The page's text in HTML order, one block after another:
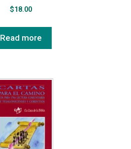
$18.00
Read more